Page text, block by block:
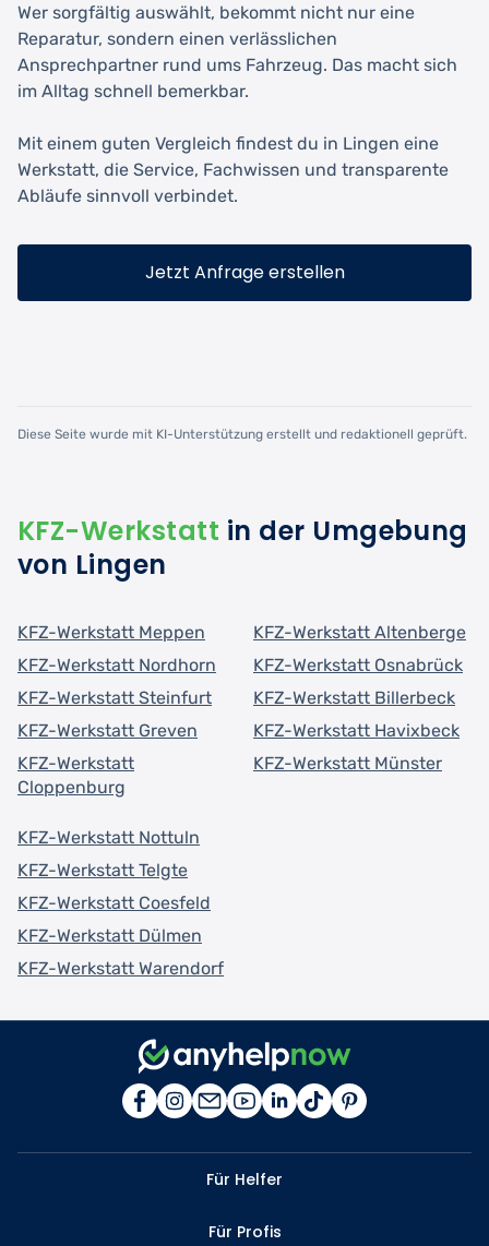
Wer sorgfältig auswählt, bekommt nicht nur eine
Reparatur, sondern einen verlässlichen
Ansprechpartner rund ums Fahrzeug. Das macht sich
im Alltag schnell bemerkbar.
Mit einem guten Vergleich findest du in Lingen eine
Werkstatt, die Service, Fachwissen und transparente
Abläufe sinnvoll verbindet.
Jetzt Anfrage erstellen
Diese Seite wurde mit KI-Unterstützung erstellt und redaktionell geprüft.
KFZ-Werkstatt in der Umgebung
von Lingen
KFZ-Werkstatt Meppen
KFZ-Werkstatt Nordhorn
KFZ-Werkstatt Steinfurt
KFZ-Werkstatt Greven
KFZ-Werkstatt
Cloppenburg
KFZ-Werkstatt Altenberge
KFZ-Werkstatt Osnabrück
KFZ-Werkstatt Billerbeck
KFZ-Werkstatt Havixbeck
KFZ-Werkstatt Münster
KFZ-Werkstatt Nottuln
KFZ-Werkstatt Telgte
KFZ-Werkstatt Coesfeld
KFZ-Werkstatt Dülmen
KFZ-Werkstatt Warendorf
Für Helfer
Für Profis